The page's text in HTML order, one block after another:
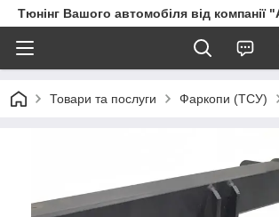
Тюнінг Вашого автомобіля від компанії
Товари та послуги Фаркопи (ТСУ)